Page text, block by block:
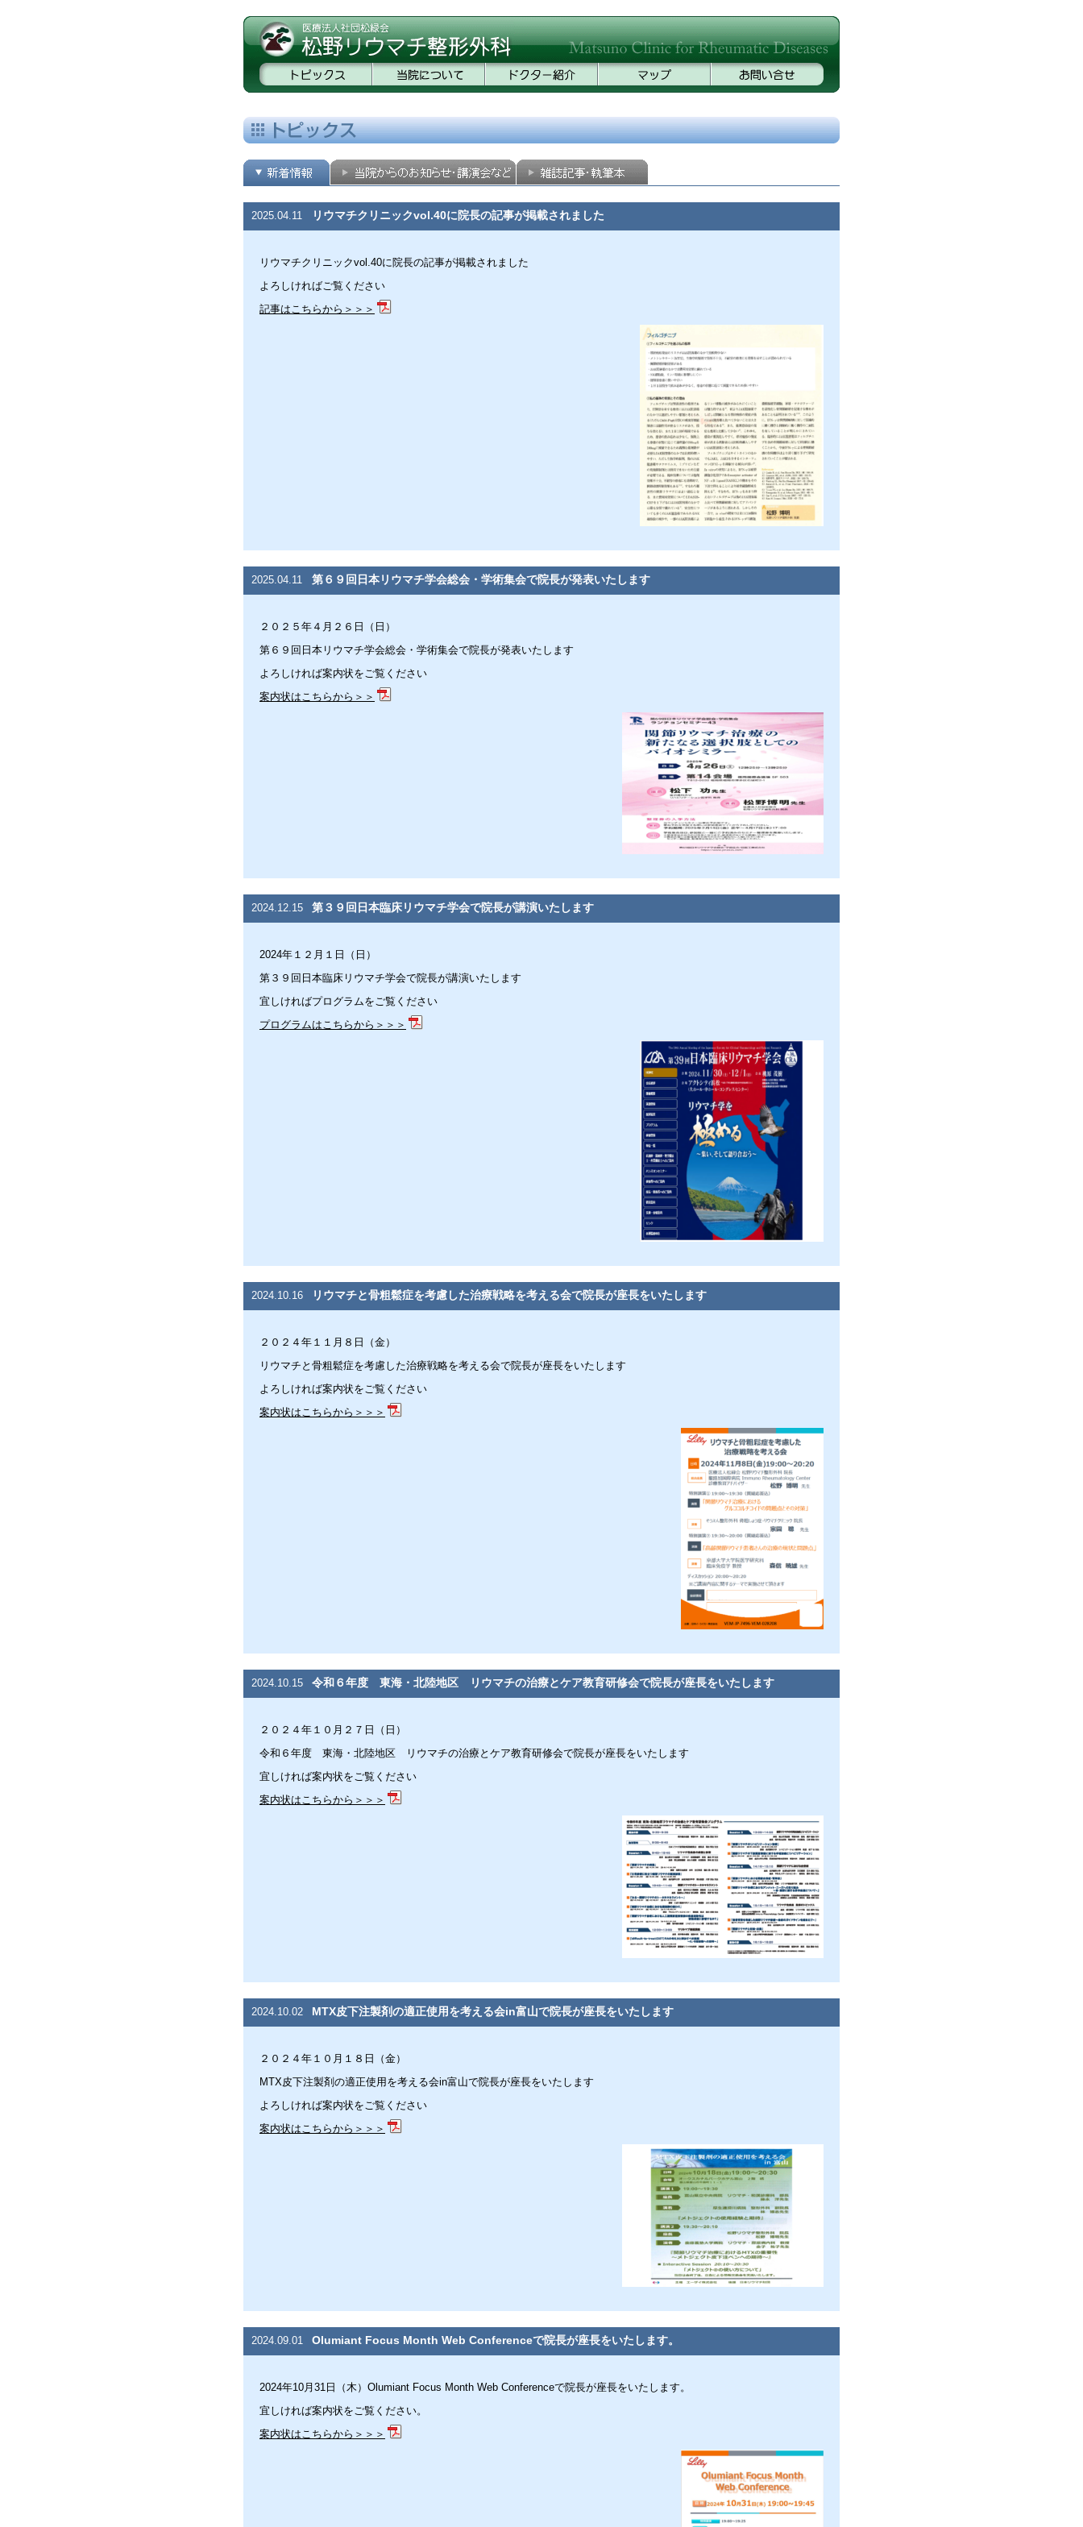
2025.04.11 リウマチクリニックvol.40に院長の記事が掲載されました
リウマチクリニックvol.40に院長の記事が掲載されました
よろしければご覧ください
記事はこちらから＞＞＞
2025.04.11 第６９回日本リウマチ学会総会・学術集会で院長が発表いたします
２０２５年４月２６日（日）
第６９回日本リウマチ学会総会・学術集会で院長が発表いたします
よろしければ案内状をご覧ください
案内状はこちらから＞＞
2024.12.15 第３９回日本臨床リウマチ学会で院長が講演いたします
2024年１２月１日（日）
第３９回日本臨床リウマチ学会で院長が講演いたします
宜しければプログラムをご覧ください
プログラムはこちらから＞＞＞
2024.10.16 リウマチと骨粗鬆症を考慮した治療戦略を考える会で院長が座長をいたします
２０２４年１１月８日（金）
リウマチと骨粗鬆症を考慮した治療戦略を考える会で院長が座長をいたします
よろしければ案内状をご覧ください
案内状はこちらから＞＞＞
2024.10.15 令和６年度 東海・北陸地区 リウマチの治療とケア教育研修会で院長が座長をいたします
２０２４年１０月２７日（日）
令和６年度 東海・北陸地区 リウマチの治療とケア教育研修会で院長が座長をいたします
宜しければ案内状をご覧ください
案内状はこちらから＞＞＞
2024.10.02 MTX皮下注製剤の適正使用を考える会in富山で院長が座長をいたします
２０２４年１０月１８日（金）
MTX皮下注製剤の適正使用を考える会in富山で院長が座長をいたします
よろしければ案内状をご覧ください
案内状はこちらから＞＞＞
2024.09.01 Olumiant Focus Month Web Conferenceで院長が座長をいたします。
2024年10月31日（木）Olumiant Focus Month Web Conferenceで院長が座長をいたします。
宜しければ案内状をご覧ください。
案内状はこちらから＞＞＞